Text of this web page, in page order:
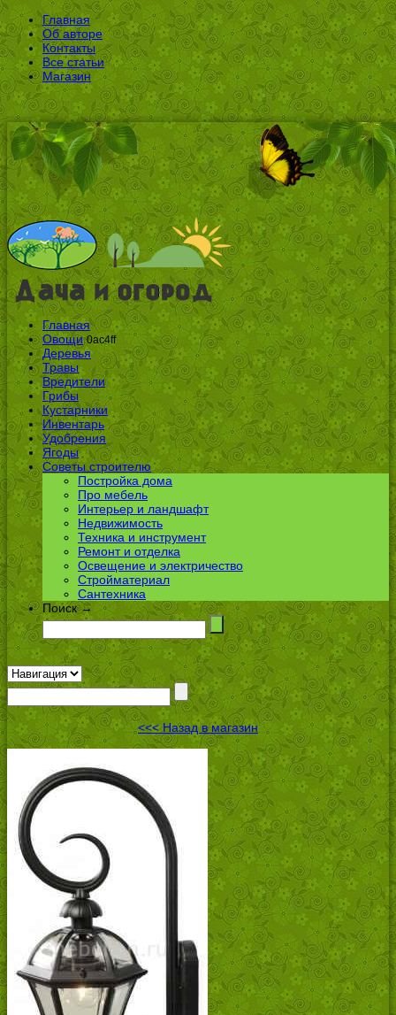
Главная
Об авторе
Контакты
Все статьи
Магазин
Главная
Овощи 0ac4ff
Деревья
Травы
Вредители
Грибы
Кустарники
Инвентарь
Удобрения
Ягоды
Советы строителю
Постройка дома
Про мебель
Интерьер и ландшафт
Недвижимость
Техника и инструмент
Ремонт и отделка
Освещение и электричество
Стройматериал
Сантехника
Поиск →
<<< Назад в магазин